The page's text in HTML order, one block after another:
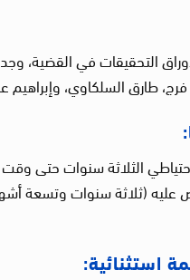
التحقيقات في القضية،
طارق السلكاوي، وإبراهيم
الـ16 تخطت مدة حبسهم الاحتياطي الثلاثة
عليه (ثلاثة سنوات وتسعة